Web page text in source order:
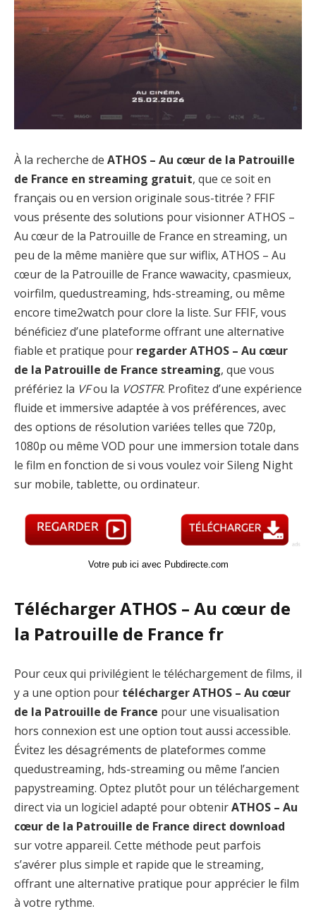
À la recherche de ATHOS – Au cœur de la Patrouille
de France en streaming gratuit, que ce soit en
français ou en version originale sous-titrée ? FFIF
vous présente des solutions pour visionner ATHOS –
Au cœur de la Patrouille de France en streaming, un
peu de la même manière que sur wiflix, ATHOS – Au
cœur de la Patrouille de France wawacity, cpasmieux,
voirfilm, quedustreaming, hds-streaming, ou même
encore time2watch pour clore la liste. Sur FFIF, vous
bénéficiez d’une plateforme offrant une alternative
fiable et pratique pour regarder ATHOS – Au cœur
de la Patrouille de France streaming, que vous
préfériez la VFou la VOSTFR. Profitez d’une expérience
fluide et immersive adaptée à vos préférences, avec
des options de résolution variées telles que 720p,
1080p ou même VOD pour une immersion totale dans
le film en fonction de si vous voulez voir Sileng Night
sur mobile, tablette, ou ordinateur.
Votre pub ici avec Pubdirecte.com
Télécharger ATHOS – Au cœur de
la Patrouille de France fr
Pour ceux qui privilégient le téléchargement de films, il
y a une option pour télécharger ATHOS – Au cœur
de la Patrouille de France pour une visualisation
hors connexion est une option tout aussi accessible.
Évitez les désagréments de plateformes comme
quedustreaming, hds-streaming ou même l’ancien
papystreaming. Optez plutôt pour un téléchargement
direct via un logiciel adapté pour obtenirATHOS – Au
cœur de la Patrouille de France direct download
sur votre appareil. Cette méthode peut parfois
s’avérer plus simple et rapide que le streaming,
offrant une alternative pratique pour apprécier le film
à votre rythme.